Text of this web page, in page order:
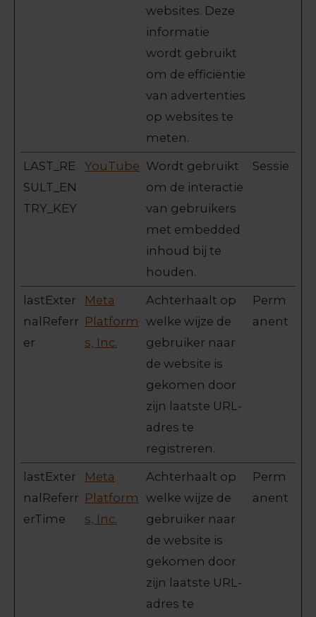
websites. Deze
informatie
wordt gebruikt
om de efficiëntie
van advertenties
op websites te
meten.
LAST_RE
SULT_EN
TRY_KEY
YouTube Wordt gebruikt
om de interactie
van gebruikers
met embedded
inhoud bij te
houden.
Sessie
lastExter
nalReferr
er
Meta
Platform
s, Inc.
Achterhaalt op
welke wijze de
gebruiker naar
de website is
gekomen door
zijn laatste URL-
adres te
registreren.
Perm
anent
lastExter
nalReferr
erTime
Meta
Platform
s, Inc.
Achterhaalt op
welke wijze de
gebruiker naar
de website is
gekomen door
zijn laatste URL-
adres te
Perm
anent